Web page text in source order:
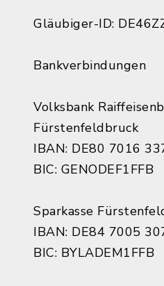
Gläubiger-ID:
Bankverbindungen
Volksbank
Fürstenfeldbruck
IBAN: DE80 7016
BIC: GENODEF1FFB
Sparkasse
IBAN: DE84 7005
BIC: BYLADEM1FFB